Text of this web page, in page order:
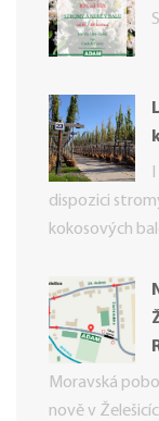
dispozici
kokosových
Moravská
nově v